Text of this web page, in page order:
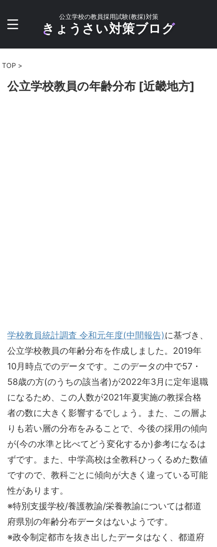
公立学校の教員採用試験(教採)対策
きょうさい対策ブログ
TOP >
公立学校教員の年齢分布 [近畿地方]
学校教員統計調査 令和元年度(中間報告)に基づき、
公立学校教員の年齢分布を作成しました。2019年
10月時点でのデータです。このデータの中で57・
58歳の方(のうちの該当者)が2022年3月に定年退職
になるため、この人数が2021年夏実施の教採合格
者の数に大きく影響するでしょう。また、この層よ
りも若い層の分布をみることで、今後の採用の傾向
が(今の水準と比べてどう変化するか)参考になるは
ずです。また、中学高校は全教科ひっくるめた数値
ですので、教科ごとに傾向が大きく違っている可能
性があります。
※特別支援学校/養護教諭/栄養教諭については都道
府県別の年齢分布データはないようです。
※政令制定都市を抜き出したデータはなく、都道府